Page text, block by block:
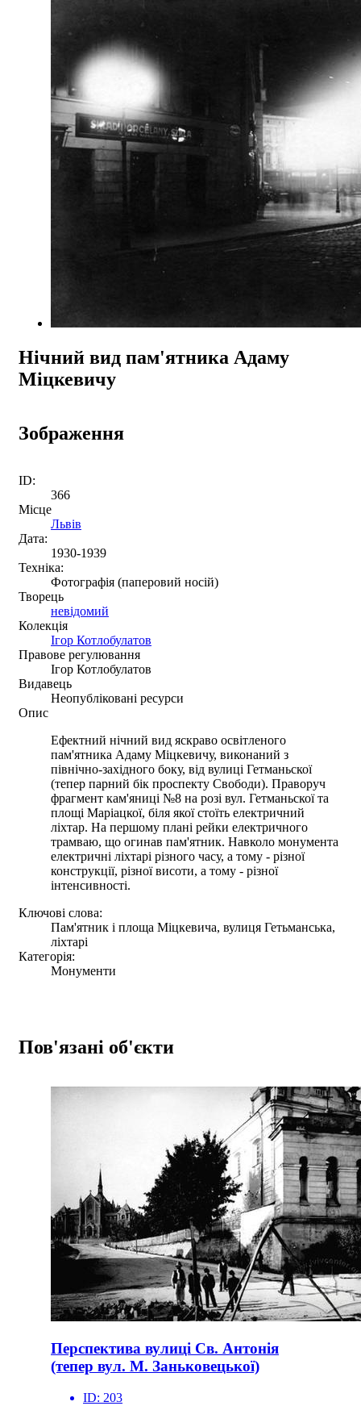
Нічний вид пам'ятника Адаму
Міцкевичу
Зображення
ID:
366
Місце
Львів
Дата:
1930-1939
Техніка:
Фотографія (паперовий носій)
Творець
невідомий
Колекція
Ігор Котлобулатов
Правове регулювання
Ігор Котлобулатов
Видавець
Неопубліковані ресурси
Опис
Ефектний нічний вид яскраво освітленого
пам'ятника Адаму Міцкевичу, виконаний з
північно-західного боку, від вулиці Гетманьскої
(тепер парний бік проспекту Свободи). Праворуч
фрагмент кам'яниці №8 на розі вул. Гетманьскої та
площі Маріацкої, біля якої стоїть електричний
ліхтар. На першому плані рейки електричного
трамваю, що огинав пам'ятник. Навколо монумента
електричні ліхтарі різного часу, а тому - різної
конструкції, різної висоти, а тому - різної
інтенсивності.
Ключові слова:
Пам'ятник і площа Міцкевича, вулиця Гетьманська,
ліхтарі
Категорія:
Монументи
Пов'язані об'єкти
Перспектива вулиці Св. Антонія
(тепер вул. М. Заньковецької)
ID: 203